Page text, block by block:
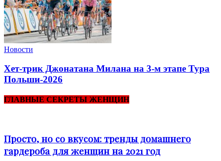
Новости
Хет-трик Джонатана Милана на 3-м этапе Тура
Польши-2026
ГЛАВНЫЕ СЕКРЕТЫ ЖЕНЩИН
Просто, но со вкусом: тренды домашнего
гардероба для женщин на 2021 год